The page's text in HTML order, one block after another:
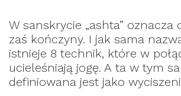
W sanskrycie „ashta” oznacza
zaś kończyny. I jak sama
istnieje 8 technik, które w
ucieleśniają jogę. A ta w tym
definiowana jest jako